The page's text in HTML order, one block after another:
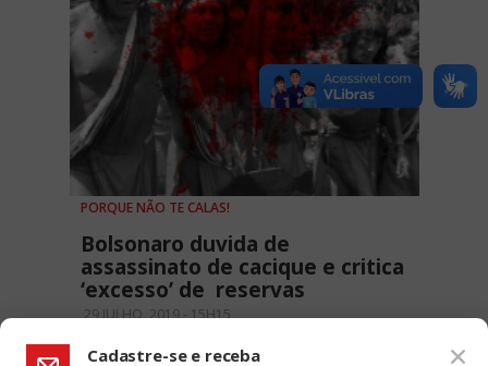
PORQUE NÃO TE CALAS!
Bolsonaro duvida de
assassinato de cacique e critica
‘excesso’ de reservas
29 JULHO, 2019 - 15H15
Cadastre-se e receba